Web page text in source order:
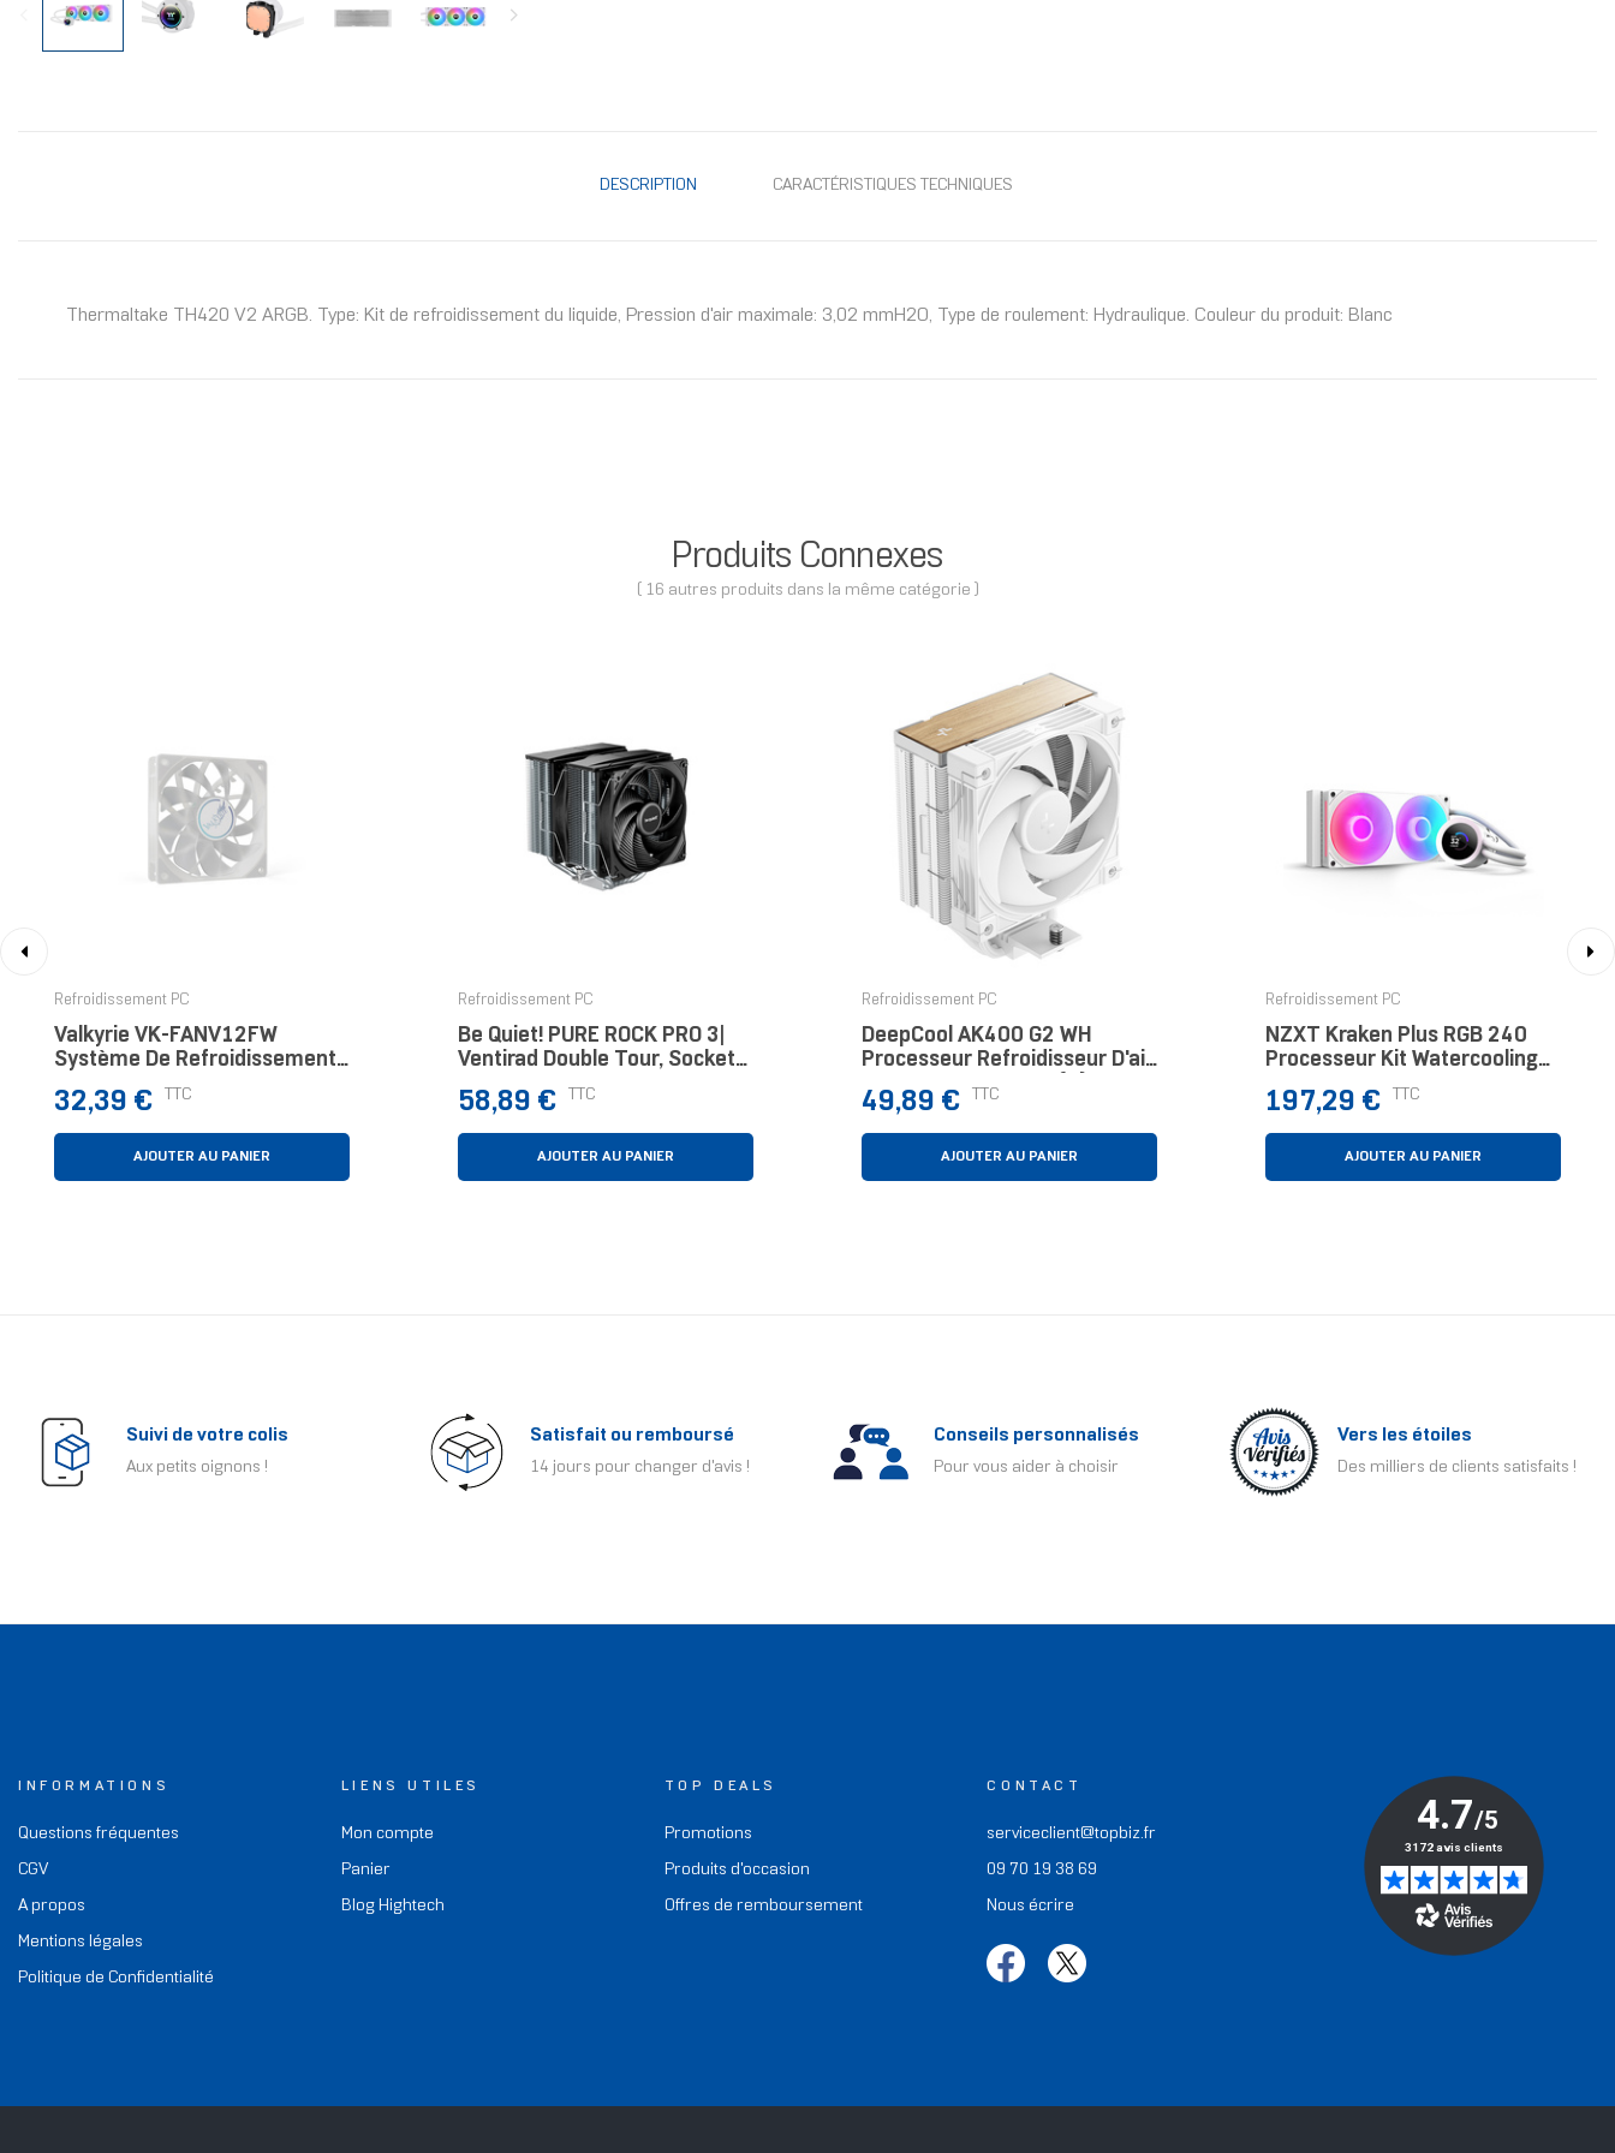
DESCRIPTION CARACTÉRISTIQUES TECHNIQUES
Thermaltake TH420 V2 ARGB. Type: Kit de refroidissement du liquide, Pression d'air maximale: 3,02 mmH2O, Type de roulement: Hydraulique. Couleur du produit: Blanc
Produits Connexes
( 16 autres produits dans la même catégorie )
Refroidissement PC
Valkyrie VK-FANV12FW
Système De Refroidissement
D’ordinateur Boitier PC
Ventilateur Blanc
Prix
32,39 € TTC
AJOUTER AU PANIER
Refroidissement PC
Be Quiet! PURE ROCK PRO 3|
Ventirad Double Tour, Socket
Intel Et AMD
Prix
58,89 € TTC
AJOUTER AU PANIER
Refroidissement PC
DeepCool AK400 G2 WH
Processeur Refroidisseur D'air
12 Cm Blanc 1 Pièce(s)
Prix
49,89 € TTC
AJOUTER AU PANIER
Refroidissement PC
NZXT Kraken Plus RGB 240
Processeur Kit Watercooling
Prix
197,29 € TTC
AJOUTER AU PANIER
Suivi de votre colis
Aux petits oignons !
Satisfait ou remboursé
14 jours pour changer d'avis !
Conseils personnalisés
Pour vous aider à choisir
Vers les étoiles
Des milliers de clients satisfaits !
INFORMATIONS
Questions fréquentes
CGV
A propos
Mentions légales
Politique de Confidentialité
LIENS UTILES
Mon compte
Panier
Blog Hightech
TOP DEALS
Promotions
Produits d'occasion
Offres de remboursement
CONTACT
serviceclient@topbiz.fr
09 70 19 38 69
Nous écrire